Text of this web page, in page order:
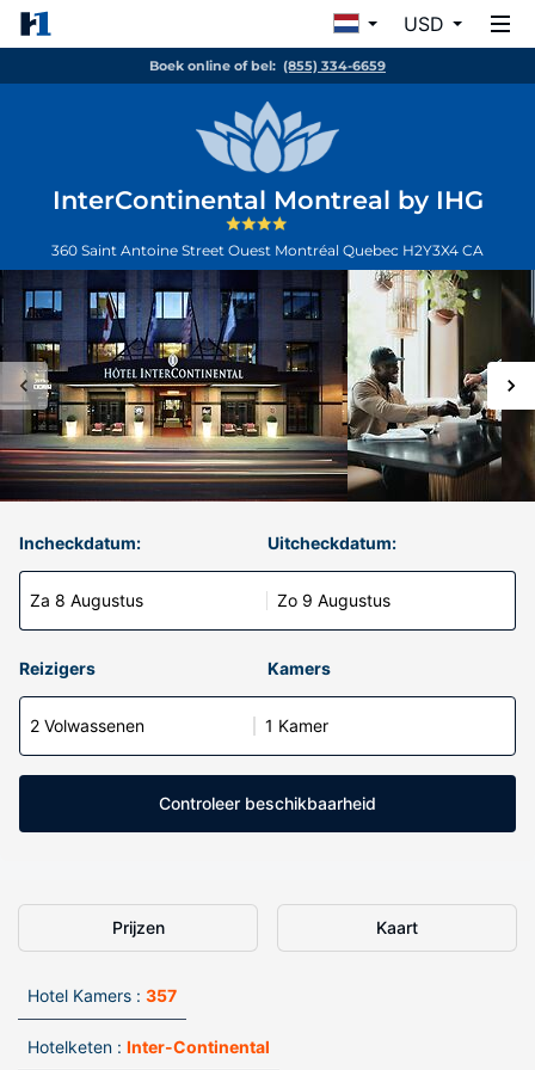
USD
Boek online of bel: (855) 334-6659
InterContinental Montreal by IHG
360 Saint Antoine Street Ouest Montréal Quebec H2Y3X4 CA
Incheckdatum:
Za 8 Augustus
Uitcheckdatum:
Zo 9 Augustus
Reizigers Kamers
2 Volwassenen 1 Kamer
Controleer beschikbaarheid
Prijzen Kaart
Hotel Kamers : 357
Hotelketen : Inter-Continental